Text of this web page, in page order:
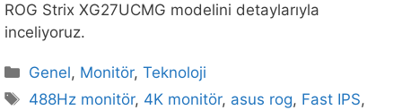
ROG Strix XG27UCMG modelini detaylarıyla
inceliyoruz.
Kategoriler
Genel, Monitör,Teknoloji
Etiketler
488Hz monitör, 4K monitör, asus rog, Fast IPS,